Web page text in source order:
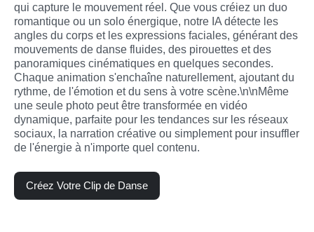
qui capture le mouvement réel. Que vous créiez un duo
romantique ou un solo énergique, notre IA détecte les
angles du corps et les expressions faciales, générant des
mouvements de danse fluides, des pirouettes et des
panoramiques cinématiques en quelques secondes.
Chaque animation s'enchaîne naturellement, ajoutant du
rythme, de l'émotion et du sens à votre scène.\n\nMême
une seule photo peut être transformée en vidéo
dynamique, parfaite pour les tendances sur les réseaux
sociaux, la narration créative ou simplement pour insuffler
de l'énergie à n'importe quel contenu.
Créez Votre Clip de Danse